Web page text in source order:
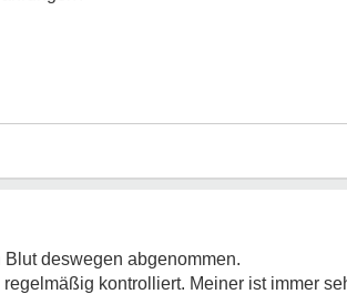
deswegen abgenommen.
kontrolliert. Meiner ist immer